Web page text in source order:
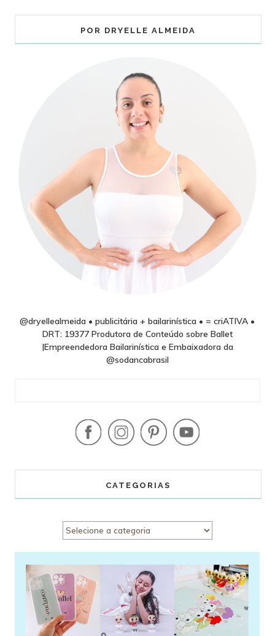
POR DRYELLE ALMEIDA
@dryellealmeida • publicitária + bailarinística • = criATIVA •
DRT: 19377 Produtora de Conteúdo sobre Ballet
|Empreendedora Bailarinística e Embaixadora da
@sodancabrasil
CATEGORIAS